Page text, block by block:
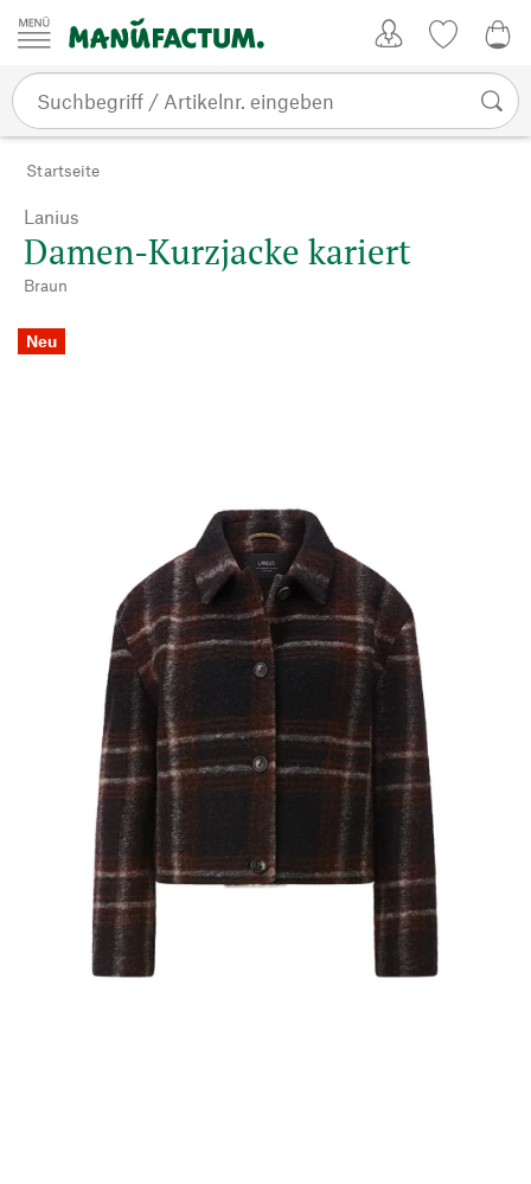
Zum Inhalt springen
Startseite
Lanius
Damen-Kurzjacke kariert
Braun
Neu